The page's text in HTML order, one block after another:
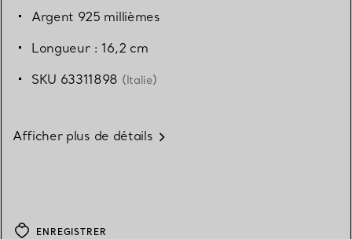
Argent 925 millièmes
Longueur : 16,2 cm
SKU 63311898 (Italie)
Afficher plus de détails
ENREGISTRER